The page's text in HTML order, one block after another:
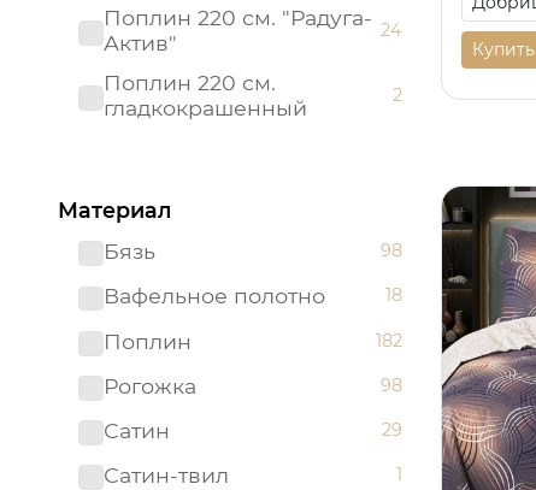
Поплин 220 см. "Радуга-
Актив"
24
Поплин 220 см.
гладкокрашенный
2
Рогожка 150 см.
Сатин 220 см 19
Сатин 220 см.
гладкокрашенный
9
Сатин-твил 220 см 1
Материал
Бязь
98
Вафельное полотно 18
Поплин 182
Рогожка 98
Сатин 29
Сатин-твил 1
Купить